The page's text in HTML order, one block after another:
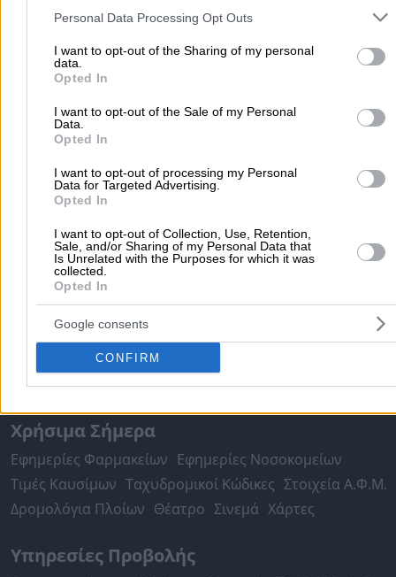
and may gather and store information including but not limited to
to Google and its third-party tags to use your data for below
purposes in below Google consent section.
Personal Data Processing Opt Outs
I want to opt-out of the Sharing of my personal
data.
Opted In
I want to opt-out of the Sale of my Personal
Data.
Opted In
I want to opt-out of processing my Personal
Data for Targeted Advertising.
Opted In
I want to opt-out of Collection, Use, Retention,
Sale, and/or Sharing of my Personal Data that
Is Unrelated with the Purposes for which it was
collected.
Opted In
Google consents
CONFIRM
Εργοληψίες > Πολιτικοί Μηχανικοί > Παπαδάκης Κωνσταντίνος
Δημοφιλείς Αναζητήσεις
Μετακομίσεις & Μεταφορές
Ψυχολόγοι
Παιδικοί Σταθμοί
Οδοντίατροι
Συνεργεία Αυτοκινήτων
περισσότερα >>
Τοπική Αναζήτηση
Περιστέρι Καβάλα Τρίπολη Καλλιθέα Σέρρες Ρόδος
Κέρκυρα Χανιά
περισσότερα >>
Χρήσιμα Σήμερα
Εφημερίες Φαρμακείων Εφημερίες Νοσοκομείων
Τιμές Καυσίμων Ταχυδρομικοί Κώδικες Στοιχεία Α.Φ.Μ.
Δρομολόγια Πλοίων Θέατρο Σινεμά Χάρτες
Υπηρεσίες Προβολής